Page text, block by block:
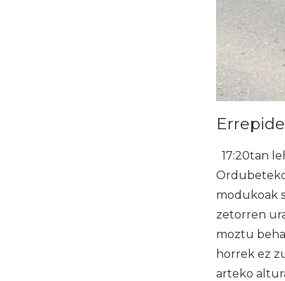
17:20tan
modukoak
zetorren
moztu
horrek ez
arteko